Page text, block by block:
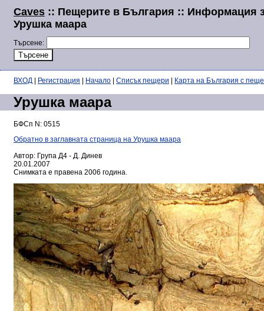
Caves :: Пещерите в България :: Информация
Урушка маара
Търсене:
ВХОД Регистрация Начало Списък пещери Карта на България с
Урушка маара
БФСп N: 0515
Обратно в заглавната страница на Урушка маара
Автор: Група Д4 - Д. Динев
20.01.2007
Снимката е правена 2006 година.